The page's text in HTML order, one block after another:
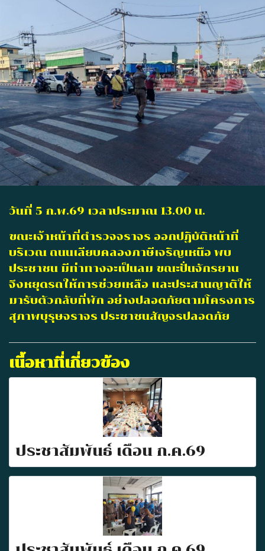
วันที่ 5 ก.พ.69 เวลาประมาณ 13.00 น.
ขณะเจ้าหน้าที่ตำรวจจราจร ออกปฏิบัติหน้าที่
บริเวณ ถนนเลียบคลองภาษีเจริญเหนือ พบ
ประชาชน มีท่าทางจะเป็นลม ขณะปั่นจักรยาน
จึงหยุดรถให้การช่วยเหลือ และประสานญาติให้
มารับตัวกลับที่พัก อย่างปลอดภัยตามโครงการ
สุภาพบุรุษจราจร ประชาชนสัญจรปลอดภัย
เนื้อหาที่เกี่ยวข้อง
ประชาสัมพันธ์ เดือน ก.ค.69